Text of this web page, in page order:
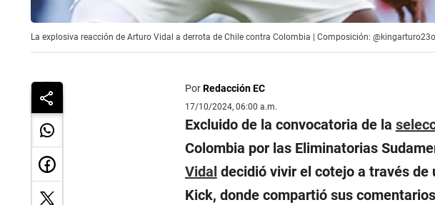
La explosiva reacción de Arturo Vidal a derrota de Chile contra Colombia | Composición:
PorRedacción EC
17/10/2024, 06:00 a.m.
Excluido de la convocatoria de la
Colombia por las Eliminatorias
Vidal decidió vivir el cotejo a través
Kick, donde compartió sus